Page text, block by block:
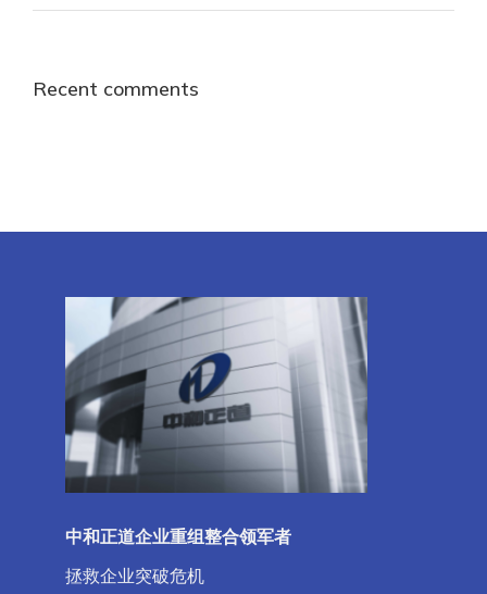
Recent comments
中和正道企业重组整合领军者
拯救企业突破危机